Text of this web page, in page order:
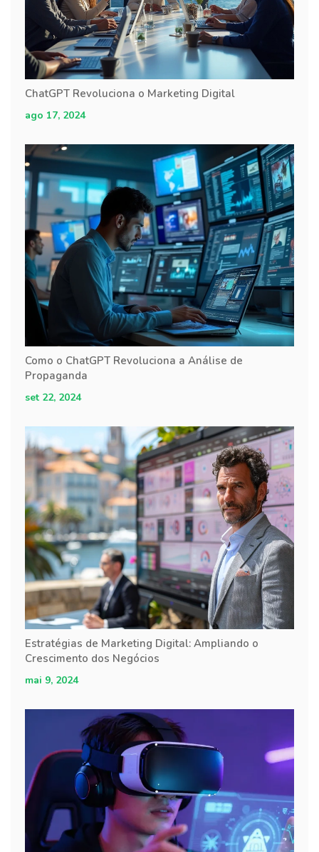
ChatGPT Revoluciona o Marketing Digital
ago 17, 2024
Como o ChatGPT Revoluciona a Análise de
Propaganda
set 22, 2024
Estratégias de Marketing Digital: Ampliando o
Crescimento dos Negócios
mai 9, 2024